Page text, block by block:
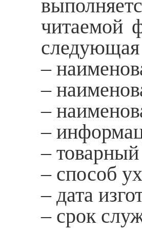
читаемой
–
–
–
–
–
– способ
– дата
– срок